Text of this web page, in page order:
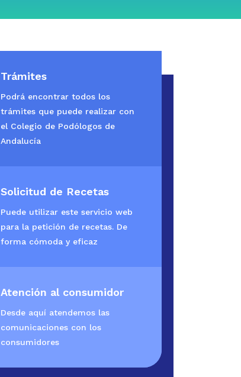
Trámites
Podrá encontrar todos los
trámites que puede realizar con
el Colegio de Podólogos de
Andalucía
Solicitud de Recetas
Puede utilizar este servicio web
para la petición de recetas. De
forma cómoda y eficaz
Atención al consumidor
Desde aquí atendemos las
comunicaciones con los
consumidores